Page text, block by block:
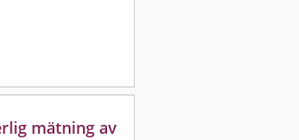
mätning av